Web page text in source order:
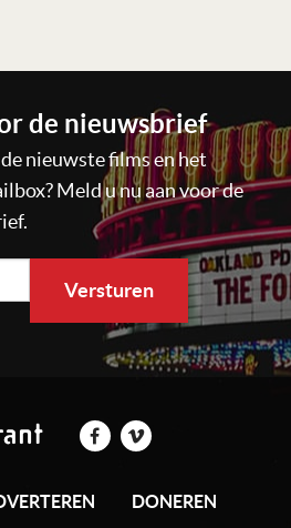
de nieuwsbrief
nieuwste films en het
Meld u nu aan voor de
DONEREN